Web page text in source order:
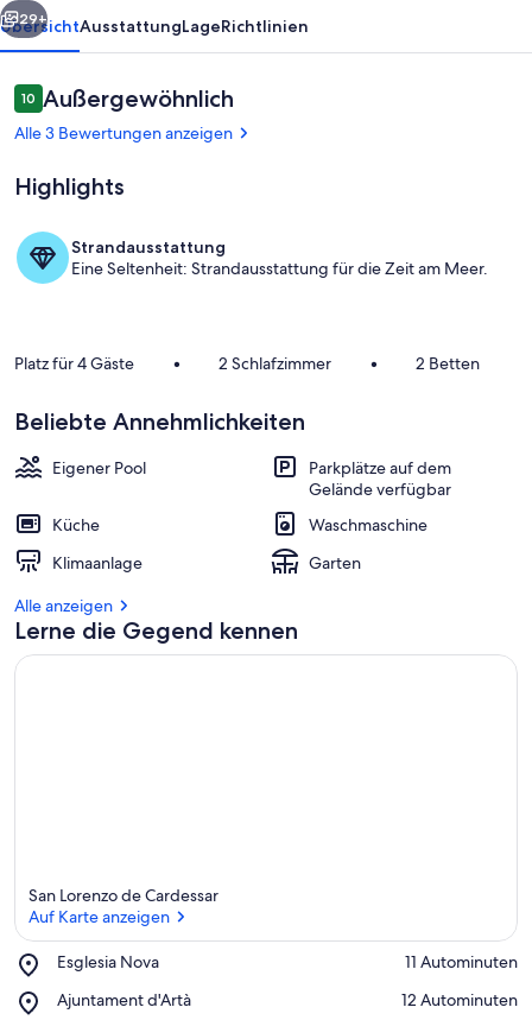
Garten
Pool
29+
ÜbersichtAusstattungLageRichtlinien
Bewertungen
1010 von 10.
Außergewöhnlich
Alle 3 Bewertungen anzeigen
Highlights
Strandausstattung
Eine Seltenheit: Strandausstattung für die Zeit am Meer.
Platz für 4 Gäste • 2 Schlafzimmer • 2 Betten
Beliebte Annehmlichkeiten
Eigener Pool
Parkplätze auf dem
Gelände verfügbar
Küche
Waschmaschine
Klimaanlage
Garten
Alle anzeigen
Lerne die Gegend kennen
San Lorenzo de Cardessar
Auf Karte anzeigen
Esglesia Nova
Place,
Nova
‪11 Autominuten‬
Ajuntament d'Artà
Place,
‪12 Autominuten‬